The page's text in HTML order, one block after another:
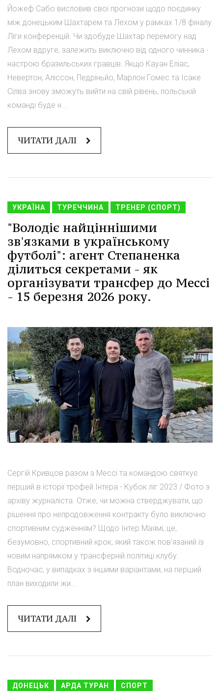
Йожеф Сабо висловив свої прогнози щодо поєдинку
між донецьким Шахтарем та Лехом у рамках 1/8 фіналу
Ліги конференцій. Чи здобуде Шахтар перемогу над
Лехом вдруге, залежить виключно від одного чинника -
настрою бразильських гравців. Якщо Кауан Еліас,
Невертон, Аліссон, Педріньйо, Марлон Гомес та Ісаке
Сілва знову зможуть вийти на свій рівень, польській
команді буде н...
ЧИТАТИ ДАЛІ
УКРАЇНА ТУРЕЧЧИНА ТРЕНЕР (СПОРТ)
"Володіє найціннішими
зв'язками в українському
футболі": агент Степаненка
ділиться секретами - як
організувати трансфер до Мессі
- 15 березня 2026 року.
Сергій Кривцов разом з Мессі та командою святкує
перший в історії трофей Інтера - Кубок ліг 2023 / Фото з
архіву журналіста. Отже, чи можна стверджувати, що
рішення про непродовження контракту було виключно
спортивним судженням? Щодо Інтер Маямі, це,
безумовно, спортивний крок, який також пов'язаний із
новим напрямком у трансферній політиці клубу.
Водночас, у випадках з іншими варіантами, на перший
план виходили жи...
ЧИТАТИ ДАЛІ
ДОНЕЦЬК АРДА ТУРАН СПОРТ